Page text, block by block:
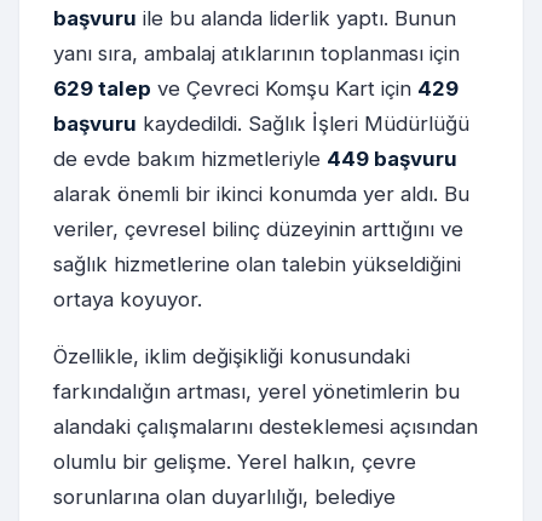
başvuru ile bu alanda liderlik yaptı. Bunun
yanı sıra, ambalaj atıklarının toplanması için
629 talep ve Çevreci Komşu Kart için 429
başvuru kaydedildi. Sağlık İşleri Müdürlüğü
de evde bakım hizmetleriyle 449 başvuru
alarak önemli bir ikinci konumda yer aldı. Bu
veriler, çevresel bilinç düzeyinin arttığını ve
sağlık hizmetlerine olan talebin yükseldiğini
ortaya koyuyor.
Özellikle, iklim değişikliği konusundaki
farkındalığın artması, yerel yönetimlerin bu
alandaki çalışmalarını desteklemesi açısından
olumlu bir gelişme. Yerel halkın, çevre
sorunlarına olan duyarlılığı, belediye